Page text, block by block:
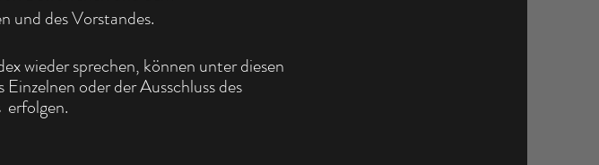
und des Vorstandes.
wieder sprechen, können unter diesen
oder der Ausschluss des
erfolgen.